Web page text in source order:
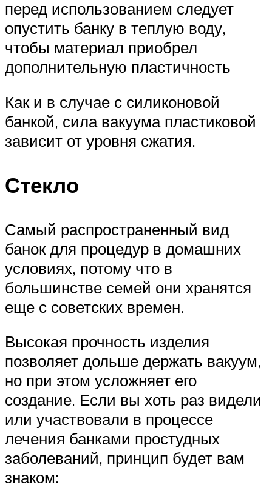
перед использованием следует
опустить банку в теплую воду,
чтобы материал приобрел
дополнительную пластичность
Как и в случае с силиконовой
банкой, сила вакуума пластиковой
зависит от уровня сжатия.
Стекло
Самый распространенный вид
банок для процедур в домашних
условиях, потому что в
большинстве семей они хранятся
еще с советских времен.
Высокая прочность изделия
позволяет дольше держать вакуум,
но при этом усложняет его
создание. Если вы хоть раз видели
или участвовали в процессе
лечения банками простудных
заболеваний, принцип будет вам
знаком: